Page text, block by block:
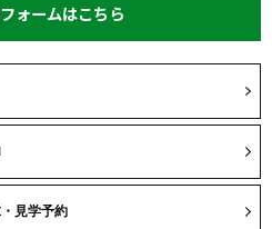
ォームはこちら